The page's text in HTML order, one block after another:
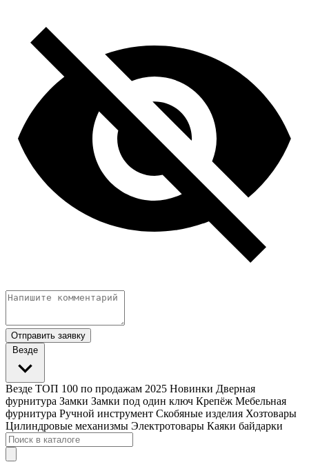
Отправить заявку
Везде
Везде ТОП 100 по продажам 2025 Новинки Дверная
фурнитура Замки Замки под один ключ Крепёж Мебельная
фурнитура Ручной инструмент Скобяные изделия Хозтовары
Цилиндровые механизмы Электротовары Каяки байдарки